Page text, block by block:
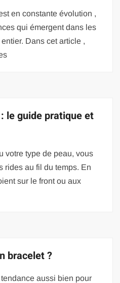
en constante évolution ,
qui émergent dans les
Dans cet article ,
le guide pratique et
votre type de peau, vous
rides au fil du temps. En
sur le front ou aux
bracelet ?
aussi bien pour